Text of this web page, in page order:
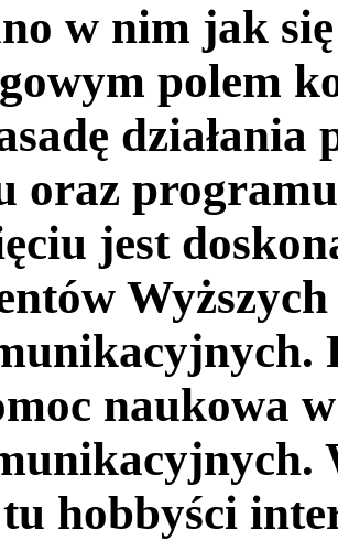
w nim jak
polem
działania
oraz
jest
Wyższych
naukowa
hobbyści